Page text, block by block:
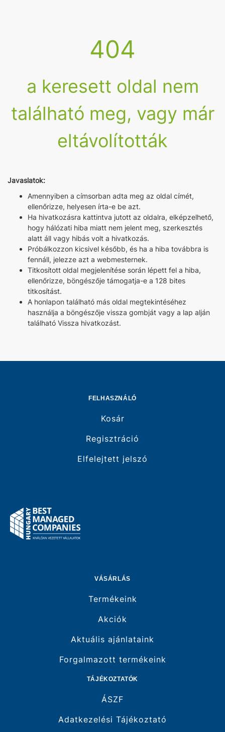
404
a keresett oldal nem
található meg, vagy már
eltávolították
Javaslatok:
Amennyiben a címsorban adta meg az oldal címét,
ellenőrizze, helyesen írta-e be azt.
Ha hivatkozásra kattintva jutott az oldalra, elképzelhető,
hogy hálózati hiba miatt nem jelent meg, szerkesztés
alatt áll vagy hibás volt a hivatkozás.
Próbálkozzon kicsivel később, és ha a hiba továbbra is
fennáll, jelezze azt a webmesternek.
Titkosított oldal megjelenítése során lépett fel a hiba,
ellenőrizze, böngészője támogatja-e a 128 bites
titkosítást.
A honlapon található más oldal megtekintéséhez
használja a böngészője vissza gombját vagy a lap alján
található Vissza hivatkozást.
FELHASZNÁLÓ
Kosár
Regisztráció
Elfelejtett jelszó
VÁSÁRLÁS
Termékeink
Akciók
Aktuális ajánlataink
Forgalmazott termékeink
TÁJÉKOZTATÓK
ÁSZF
Adatkezelési Tájékoztató